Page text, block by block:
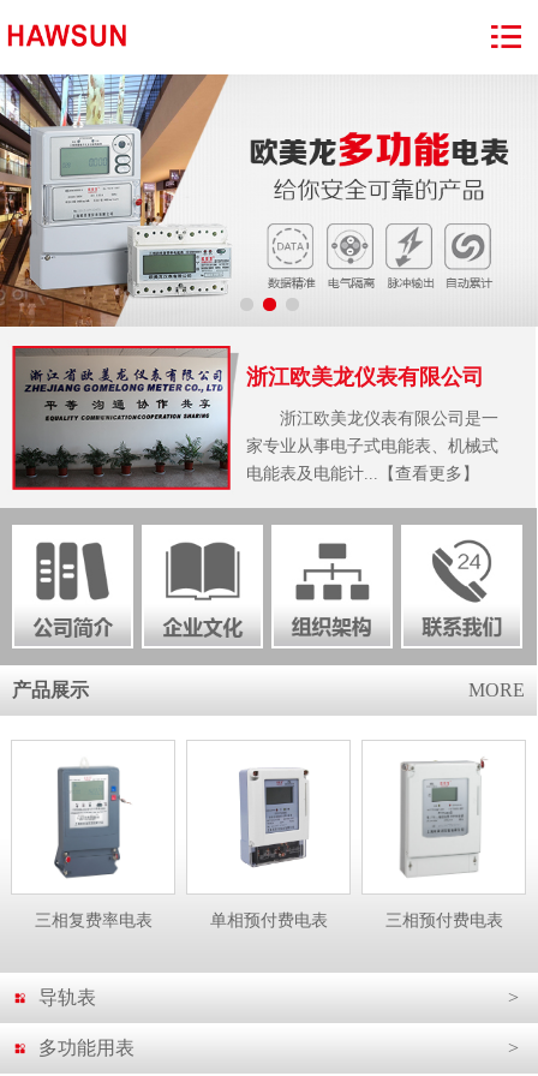
浙江欧美龙仪表有限公司
浙江欧美龙仪表有限公司是一
家专业从事电子式电能表、机械式
电能表及电能计...【查看更多】
产品展示 MORE
三相复费率电表 单相预付费电表 三相预付费电表
导轨表 >
多功能用表 >